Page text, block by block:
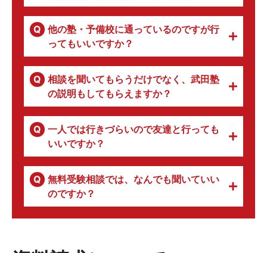
他の塾・予備校に通っているのですが行
ってもいいですか？
相談を聞いてもらうだけでなく、武田塾
の説明もしてもらえますか？
一人では行きづらいので友達と行っても
いいですか？
無料受験相談では、なんでも聞いていい
のですか？